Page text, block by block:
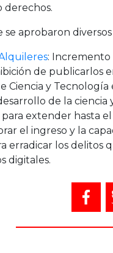
derechos.
se aprobaron
: Incremento
de publicarlos
Ciencia y
de la
para extender hasta
el ingreso y la
erradicar los delitos
digitales.